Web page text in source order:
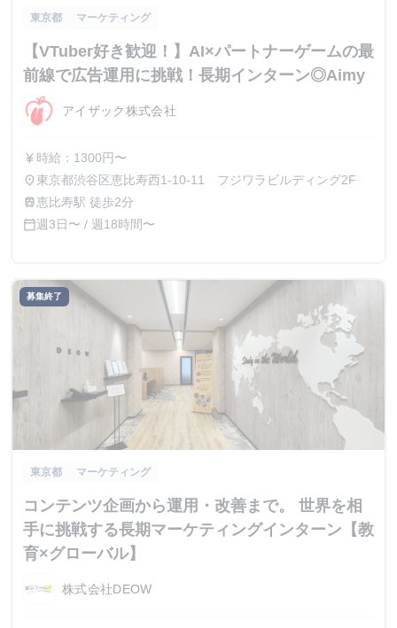
東京都 マーケティング
【VTuber好き歓迎！】AI×パートナーゲームの最
前線で広告運用に挑戦！長期インターン◎Aimy
アイザック株式会社
currency_yen 時給：1300円〜
place東京都渋谷区恵比寿西1-10-11 フジワラビルディング2F
train恵比寿駅 徒歩2分
calendar_today週3日〜 / 週18時間〜
募集終了
東京都 マーケティング
コンテンツ企画から運用・改善まで。 世界を相
手に挑戦する長期マーケティングインターン【教
育×グローバル】
株式会社DEOW